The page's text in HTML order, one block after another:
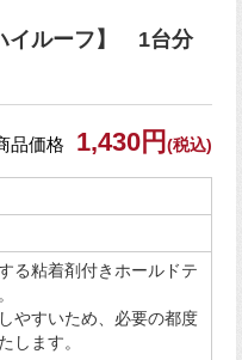
イルーフ】 1台分
品価格 1,430円 (税込)
る粘着剤付きホールドテ
やすいため、必要の都度
します。